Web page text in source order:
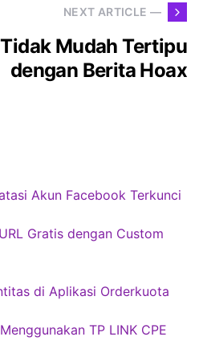
NEXT ARTICLE —
Mudah Tertipu
dengan Berita Hoax
Akun Facebook Terkunci
Gratis dengan Custom
di Aplikasi Orderkuota
TP LINK CPE